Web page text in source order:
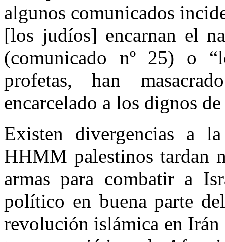
algunos comunicados
[los judíos] encarnan el
(comunicado nº 25) o
profetas, han
encarcelado a los dignos
Existen divergencias a
HHMM palestinos tardan
armas para combatir a
político en buena parte
revolución islámica en